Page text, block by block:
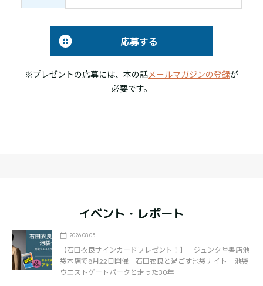
応募する
※プレゼントの応募には、本の話メールマガジンの登録が
必要です。
イベント・レポート
2026.08.05
【石田衣良サインカードプレゼント！】 ジュンク堂書店池
袋本店で8月22日開催 石田衣良と過ごす池袋ナイト「池袋
ウエストゲートパークと走った30年」